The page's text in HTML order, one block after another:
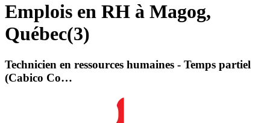
Emplois en RH à Magog,
Québec(3)
Technicien en ressources humaines - Temps partiel
(Cabico Co…